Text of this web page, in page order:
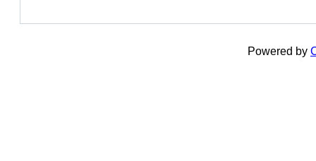
Powered by